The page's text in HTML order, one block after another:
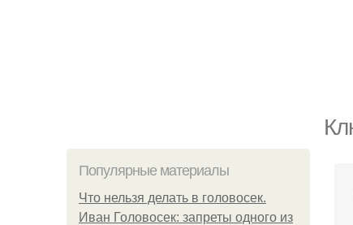
Популярные материалы
Что нельзя делать в головосек.
Иван Головосек: запреты одного из